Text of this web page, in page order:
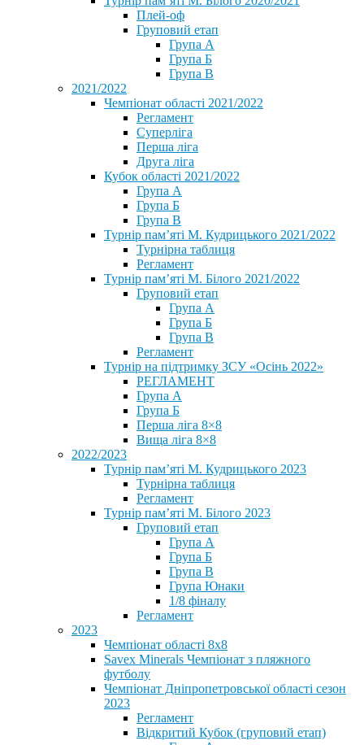
Плей-оф
Груповий етап
Група А
Група Б
Група В
2021/2022
Чемпіонат області 2021/2022
Регламент
Суперліга
Перша ліга
Друга ліга
Кубок області 2021/2022
Група А
Група Б
Група В
Турнір пам’яті М. Кудрицького 2021/2022
Турнірна таблиця
Регламент
Турнір пам’яті М. Білого 2021/2022
Груповий етап
Група А
Група Б
Група В
Регламент
Турнір на підтримку ЗСУ «Осінь 2022»
РЕГЛАМЕНТ
Група А
Група Б
Перша ліга 8×8
Вища ліга 8×8
2022/2023
Турнір пам’яті М. Кудрицького 2023
Турнірна таблиця
Регламент
Турнір пам’яті М. Білого 2023
Груповий етап
Група А
Група Б
Група В
Група Юнаки
1/8 фіналу
Регламент
2023
Чемпіонат області 8х8
Savex Minerals Чемпіонат з пляжного
футболу
Чемпіонат Дніпропетровської області сезон
2023
Регламент
Відкритий Кубок (груповий етап)